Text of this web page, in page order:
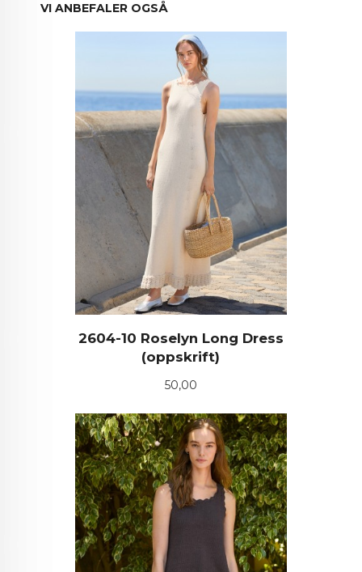
VI ANBEFALER OGSÅ
2604-10 Roselyn Long Dress
(oppskrift)
Pris
50,00